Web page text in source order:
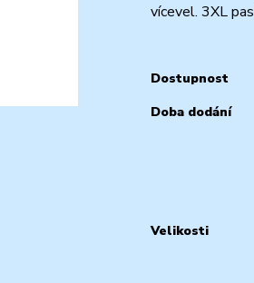
vícevel. 3XL
Dostupnost
Doba dodání
Velikosti